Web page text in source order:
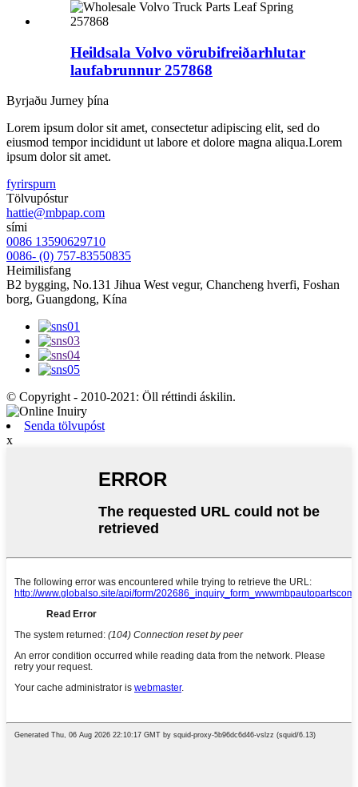
Heildsala Volvo vörubifreiðarhlutar
laufabrunnur 257868
Byrjaðu Jurney þína
Lorem ipsum dolor sit amet, consectetur adipiscing elit, sed do
eiusmod tempor incididunt ut labore et dolore magna aliqua.Lorem
ipsum dolor sit amet.
fyrirspurn
Tölvupóstur
hattie@mbpap.com
sími
0086 13590629710
0086- (0) 757-83550835
Heimilisfang
B2 bygging, No.131 Jihua West vegur, Chancheng hverfi, Foshan
borg, Guangdong, Kína
© Copyright - 2010-2021: Öll réttindi áskilin.
Senda tölvupóst
x